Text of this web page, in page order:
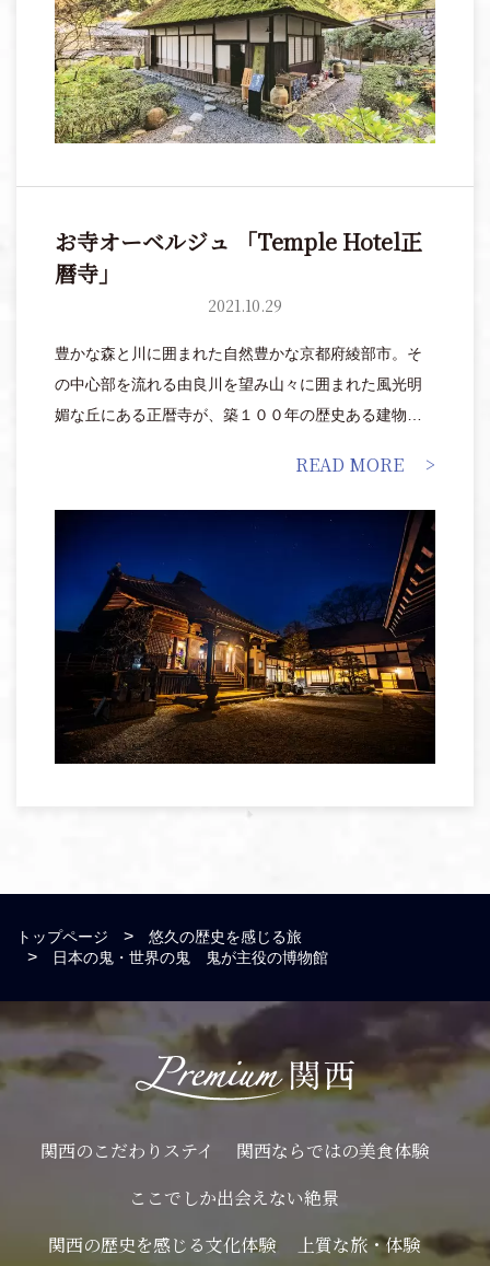
お寺オーベルジュ 「Temple Hotel正
暦寺」
2021.10.29
豊かな森と川に囲まれた自然豊かな京都府綾部市。そ
の中心部を流れる由良川を望み山々に囲まれた風光明
媚な丘にある正暦寺が、築１００年の歴史ある建物を
READ MORE
トップページ
悠久の歴史を感じる旅
日本の鬼・世界の鬼 鬼が主役の博物館
関西のこだわりステイ
関西ならではの美食体験
ここでしか出会えない絶景
関西の歴史を感じる文化体験
上質な旅・体験